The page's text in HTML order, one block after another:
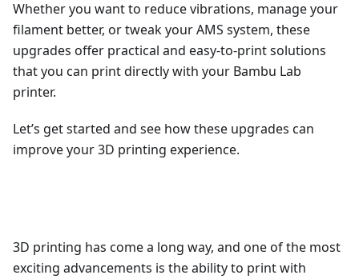
Whether you want to reduce vibrations, manage your
filament better, or tweak your AMS system, these
upgrades offer practical and easy-to-print solutions
that you can print directly with your Bambu Lab
printer.
Let’s get started and see how these upgrades can
improve your 3D printing experience.
3D printing has come a long way, and one of the most
exciting advancements is the ability to print with